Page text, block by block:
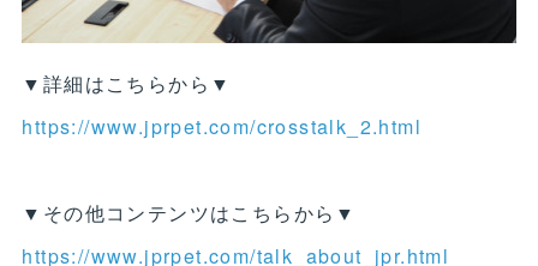
▼詳細はこちらから▼
https://www.jprpet.com/crosstalk_2.html
▼その他コンテンツはこちらから▼
https://www.jprpet.com/talk_about_jpr.html